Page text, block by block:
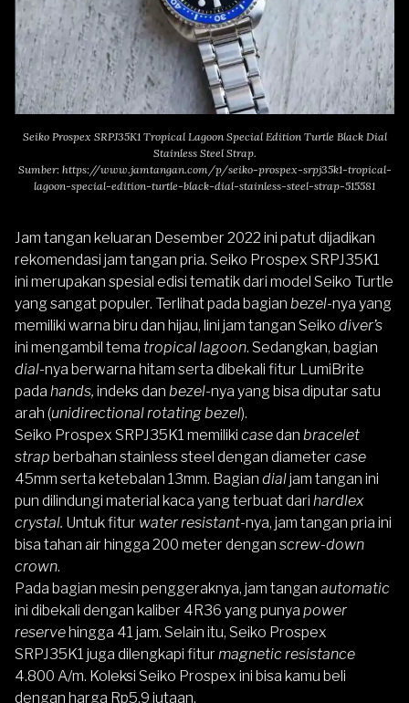
Seiko Prospex SRPJ35K1 Tropical Lagoon Special Edition Turtle Black Dial
Stainless Steel Strap.
Sumber: https://www.jamtangan.com/p/seiko-prospex-srpj35k1-tropical-
lagoon-special-edition-turtle-black-dial-stainless-steel-strap-515581
Jam tangan keluaran Desember 2022 ini patut dijadikan
rekomendasi jam tangan pria. Seiko Prospex SRPJ35K1
ini merupakan spesial edisi tematik dari model Seiko Turtle
yang sangat populer. Terlihat pada bagian bezel-nya yang
memiliki warna biru dan hijau, lini jam tangan Seiko diver’s
ini mengambil tema tropical lagoon. Sedangkan, bagian
dial-nya berwarna hitam serta dibekali fitur LumiBrite
pada hands, indeks dan bezel-nya yang bisa diputar satu
arah (unidirectional rotating bezel).
Seiko Prospex SRPJ35K1 memiliki casedan bracelet
strap berbahan stainless steel dengan diameter case
45mm serta ketebalan 13mm. Bagian dialjam tangan ini
pun dilindungi material kaca yang terbuat dari hardlex
crystal. Untuk fitur water resistant-nya, jam tangan pria ini
bisa tahan air hingga 200 meter dengan screw-down
crown.
Pada bagian mesin penggeraknya, jam tangan automatic
ini dibekali dengan kaliber 4R36 yang punya power
reservehingga 41 jam. Selain itu, Seiko Prospex
SRPJ35K1 juga dilengkapi fitur magnetic resistance
4.800 A/m. Koleksi Seiko Prospex ini bisa kamu beli
dengan harga Rp5,9 jutaan.